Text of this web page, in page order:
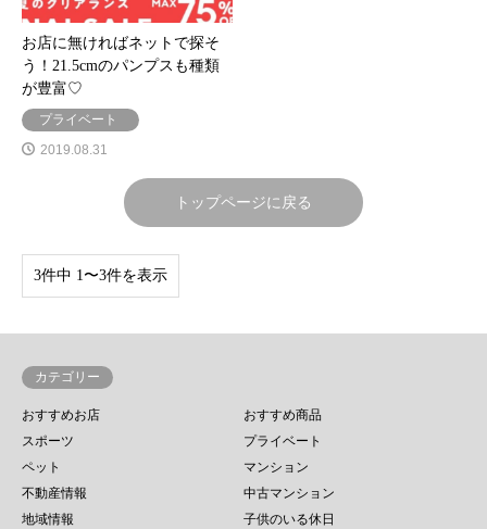
お店に無ければネットで探そ
う！21.5cmのパンプスも種類
が豊富♡
プライベート
2019.08.31
トップページに戻る
3件中 1〜3件を表示
カテゴリー
おすすめお店
おすすめ商品
スポーツ
プライベート
ペット
マンション
不動産情報
中古マンション
地域情報
子供のいる休日